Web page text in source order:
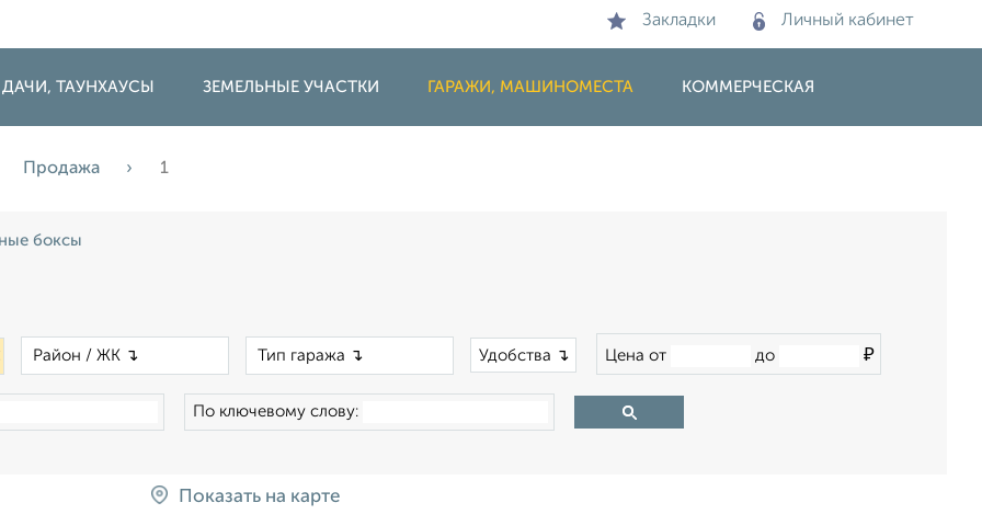
Закладки Личный кабинет
ТАУНХАУСЫ ЗЕМЕЛЬНЫЕ УЧАСТКИ ГАРАЖИ, МАШИНОМЕСТА КОММЕРЧЕСКАЯ
Продажа 1
боксы
Удобства ↴ Цена от до ₽
По ключевому слову:
Показать на карте